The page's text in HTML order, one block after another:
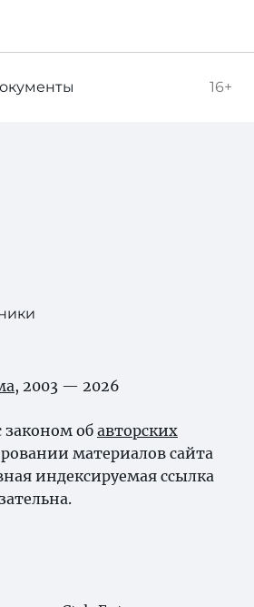
16+
, 2003 — 2026
законом об авторских
материалов сайта
индексируемая ссылка